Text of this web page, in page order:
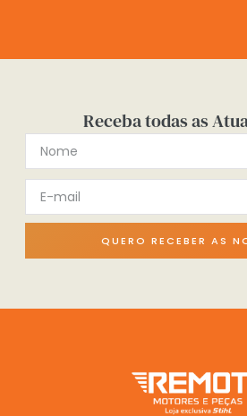
Receba todas as
QUERO RECEBER AS